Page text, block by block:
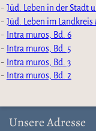
Jüd. Leben in der Stadt
Jüd. Leben im Landkreis
Intra muros, Bd. 6
Intra muros, Bd. 5
Intra muros, Bd. 3
Intra muros, Bd. 2
Unsere Adresse